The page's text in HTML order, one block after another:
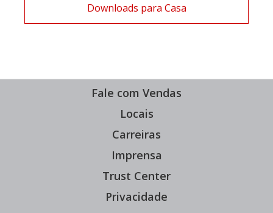
Downloads para Casa
Fale com Vendas
Locais
Carreiras
Imprensa
Trust Center
Privacidade